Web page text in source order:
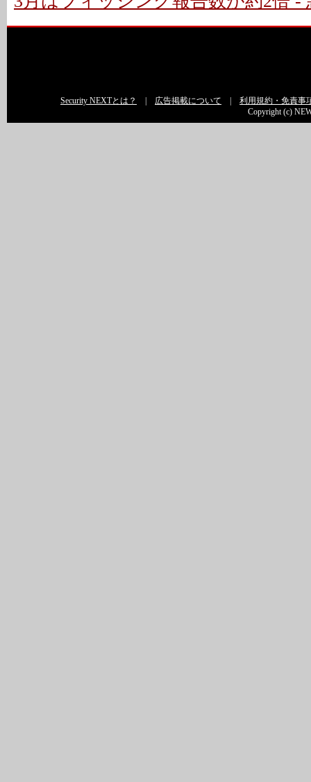
Security NEXTとは？ 広告掲載について
利用規約・免責事
Copyright (c)